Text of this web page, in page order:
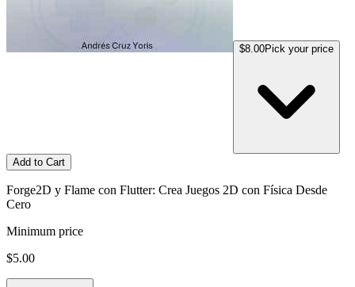
$8.00Pick your price
Add to Cart
Forge2D y Flame con Flutter: Crea Juegos 2D con Física Desde
Cero
Minimum price
$5.00